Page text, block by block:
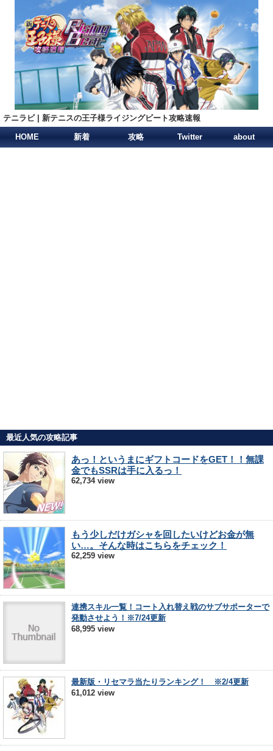
テニラビ | 新テニスの王子様ライジングビート攻略速報
HOME 新着 攻略 Twitter about
最近人気の攻略記事
あっ！というまにギフトコードをGET！！無課
金でもSSRは手に入るっ！
62,734 view
もう少しだけガシャを回したいけどお金が無
い…。そんな時はこちらをチェック！
62,259 view
連携スキル一覧！コート入れ替え戦のサブサポーターで
発動させよう！※7/24更新
68,995 view
最新版・リセマラ当たりランキング！ ※2/4更新
61,012 view